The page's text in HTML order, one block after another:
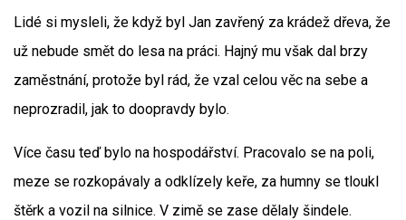
Lidé si mysleli, že když byl Jan zavřený za krádež dřeva, že
už nebude smět do lesa na práci. Hajný mu však dal brzy
zaměstnání, protože byl rád, že vzal celou věc na sebe a
neprozradil, jak to doopravdy bylo.
Více času teď bylo na hospodářství. Pracovalo se na poli,
meze se rozkopávaly a odklízely keře, za humny se tloukl
štěrk a vozil na silnice. V zimě se zase dělaly šindele.